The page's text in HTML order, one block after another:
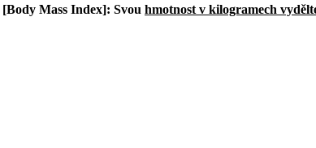
[Body Mass Index]: Svou hmotnost v kilogramech